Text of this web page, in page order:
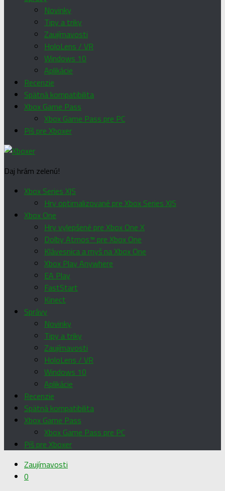
Novinky
Tipy a triky
Zaujímavosti
HoloLens / VR
Windows 10
Aplikácie
Recenzie
Spätná kompatibilita
Xbox Game Pass
Xbox Game Pass pre PC
Píš pre Xboxer
Daj hrám zelenú!
Xbox Series X|S
Hry optimalizované pre Xbox Series X|S
Xbox One
Hry vylepšené pre Xbox One X
Dolby Atmos™ pre Xbox One
Klávesnica a myš na Xbox One
Xbox Play Anywhere
EA Play
FastStart
Kinect
Správy
Novinky
Tipy a triky
Zaujímavosti
HoloLens / VR
Windows 10
Aplikácie
Recenzie
Spätná kompatibilita
Xbox Game Pass
Xbox Game Pass pre PC
Píš pre Xboxer
Zaujímavosti
0